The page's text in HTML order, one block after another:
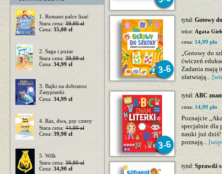
1. Romans palce lizać
Stara cena: 39,90 zł
Cena: 35,00 zł
2. Saga i pożar
Stara cena: 39,99 zł
Cena: 34,99 zł
3. Bajki na dobranoc
Zasypianki
Cena: 34,99 zł
4. Raz, dwa, psy cztery
Stara cena: 44,90 zł
Cena: 39,90 zł
5. Wilk
Stara cena: 39,90 zł
Cena: 34,90 zł
tytuł: Gotowy
tekst: Agata
cena: 14,99 pln
„Gotowy do
ćwiczeń
Zadania mają
ułatwiają...
tytuł: ABC
cena: 14,99 pln
Poznajcie
specjalnie dla
nauki już
poznają...
tytuł: Sprawdź